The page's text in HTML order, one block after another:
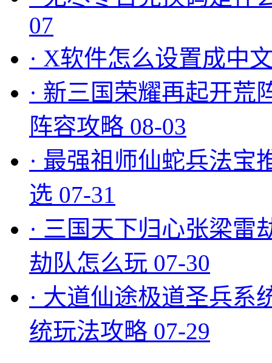
07
· X软件怎么设置成中
· 新三国荣耀再起开荒
阵容攻略 08-03
· 最强祖师仙蛇兵法宝
选 07-31
· 三国天下归心张梁雷
劫队怎么玩 07-30
· 大道仙途极道圣兵系
统玩法攻略 07-29